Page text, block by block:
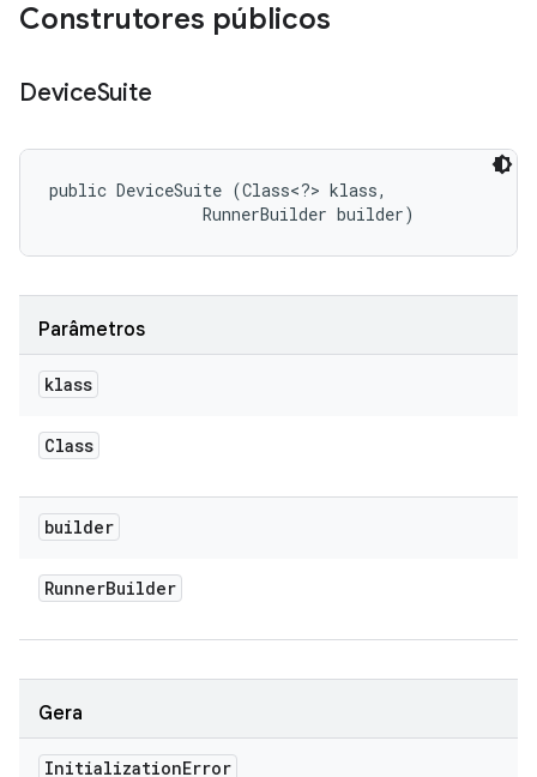
Construtores públicos
DeviceSuite
public DeviceSuite (Class<?> klass,
                RunnerBuilder builder)
Parâmetros
klass
Class
builder
RunnerBuilder
Gera
InitializationError